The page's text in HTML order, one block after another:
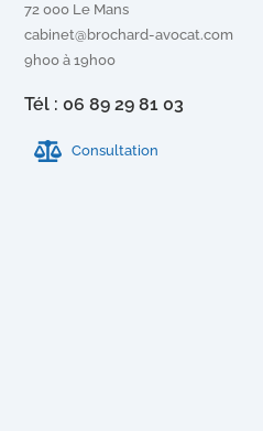
72 000 Le Mans
cabinet@brochard-
9h00 à 19h00
Tél : 06 89 29 81 03
Consultation